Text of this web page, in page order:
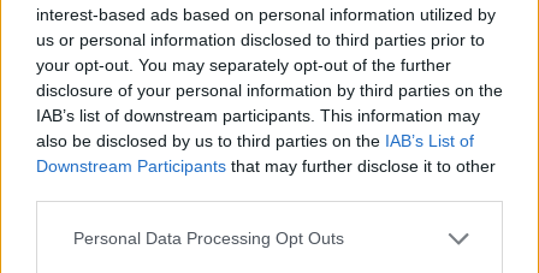
interest-based ads based on personal information utilized by
us or personal information disclosed to third parties prior to
your opt-out. You may separately opt-out of the further
disclosure of your personal information by third parties on the
IAB’s list of downstream participants. This information may
also be disclosed by us to third parties on the IAB’s List of
Downstream Participants that may further disclose it to other
Personal Data Processing Opt Outs
κόρη της Τζαζ, 21 ετών